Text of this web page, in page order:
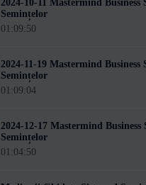
2024-10-11 Mastermind Business
Semințelor
01:09:50
2024-11-19 Mastermind Business
Semințelor
01:09:04
2024-12-17 Mastermind Business
Semințelor
01:04:50